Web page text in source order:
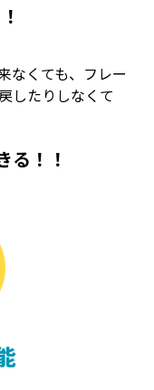
なくても、フレー
したりしなくて
る！！